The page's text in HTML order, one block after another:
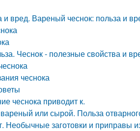
вред. Вареный чеснок: польза и
Чеснок - полезные свойства и
чеснока
чеснока приводит к.
или сырой. Польза
Необычные заготовки и приправы